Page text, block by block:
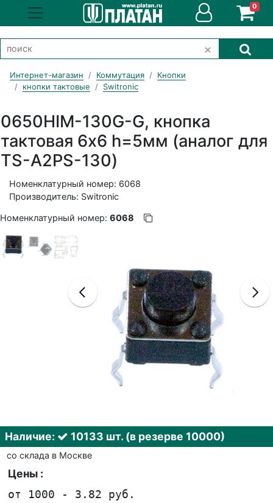
0
Интернет-магазин Коммутация
Кнопки
кнопки тактовые
Switronic
0650HIM-130G-G, кнопка
тактовая 6х6 h=5мм (аналог для
TS-A2PS-130)
Номенклатурный номер: 6068
Производитель: Switronic
Номенклатурный номер: 6068
Наличие: 10133 шт. (в резерве 10000)
со склада в Москве
Цены :
от 1000 - 3.82 руб.